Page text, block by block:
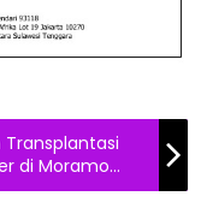
di Moramo
Setempat